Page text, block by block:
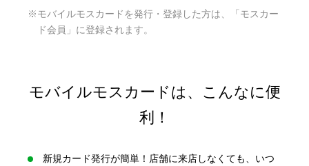
※モバイルモスカードを発行・登録した方は、「モスカー
ド会員」に登録されます。
モバイルモスカードは、こんなに便
利！
新規カード発行が簡単！店舗に来店しなくても、いつ